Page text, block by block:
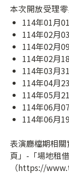
本次開放受理
114年01月
114年02月
114年02月
114年02月
114年03月
114年04月
114年05月
114年06月
114年06月
表演廳檔期相
頁」-「場地租
（https://